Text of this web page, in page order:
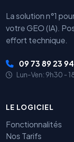
La solution n°1
votre GEO (IA).
effort technique.
09 73 89 23 94
Lun-Ven: 9h30 -
LE LOGICIEL
Fonctionnalités
Nos Tarifs